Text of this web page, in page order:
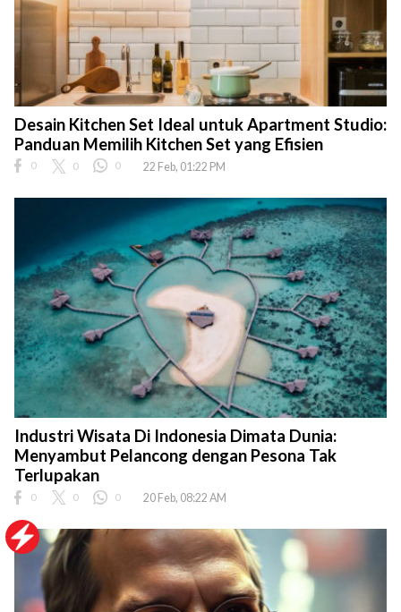
Desain Kitchen Set Ideal untuk Apartment Studio:
Panduan Memilih Kitchen Set yang Efisien
0 0 0 22 Feb, 01:22 PM
Industri Wisata Di Indonesia Dimata Dunia:
Menyambut Pelancong dengan Pesona Tak
Terlupakan
0 0 0 20 Feb, 08:22 AM